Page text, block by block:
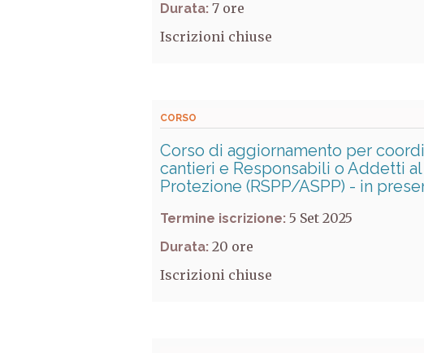
Durata: 7
Iscrizioni chiuse
CORSO
Corso di aggiornamento per
cantieri e Responsabili o Addetti
Protezione (RSPP/ASPP) - in
Termine iscrizione: 5 Set 2025
Durata: 20
Iscrizioni chiuse